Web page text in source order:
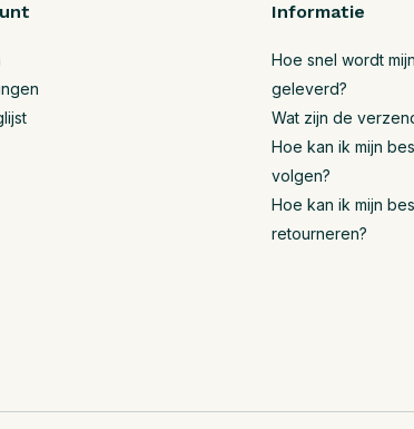
Informatie
Hoe snel wordt
geleverd?
Wat zijn de
Hoe kan ik mijn
volgen?
Hoe kan ik mijn
retourneren?